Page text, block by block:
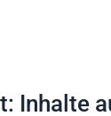
Inhalte